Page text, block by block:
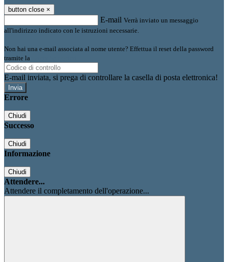
button close ×
E-mail Verrà inviato un messaggio
all'indirizzo indicato con le istruzioni necessarie.
Non hai una e-mail associata al nome utente? Effettua il reset della password
tramite la
E-mail inviata, si prega di controllare la casella di posta elettronica!
Errore
Chiudi
Successo
Chiudi
Informazione
Chiudi
Attendere...
Attendere il completamento dell'operazione...